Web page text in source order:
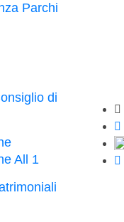
Parchi
di
All 1